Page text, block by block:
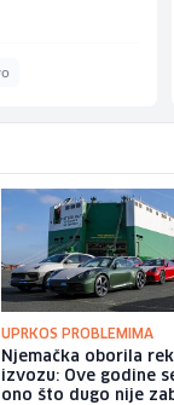
UPRKOS PROBLEMIMA
Njemačka oborila
izvozu: Ove godine
ono što dugo nije